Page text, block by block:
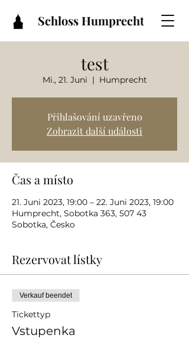
Schloss Humprecht
test
Mi., 21. Juni
  |
Humprecht
Přihlašování uzavřeno
Zobrazit další události
Čas a místo
21. Juni 2023, 19:00 – 22. Juni 2023, 19:00
Humprecht, Sobotka 363, 507 43
Sobotka, Česko
Rezervovat lístky
Verkauf beendet
Tickettyp
Vstupenka